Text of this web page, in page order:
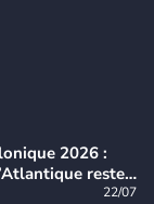
2026 :
reste
22/07